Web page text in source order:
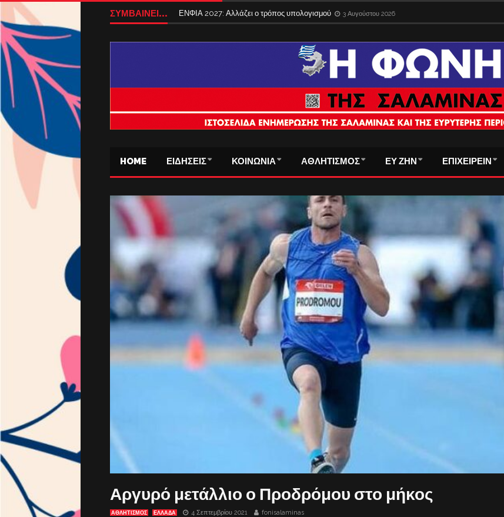
ΣΥΜΒΑΙΝΕΙ... ΕΝΦΙΑ 2027: Αλλάζει ο τρόπος υπολογισμού 3 Αυγούστου 2026
HOME ΕΙΔΗΣΕΙΣ ΚΟΙΝΩΝΙΑ ΑΘΛΗΤΙΣΜΟΣ ΕΥ ΖΗΝ ΕΠΙΧΕΙΡΕΙΝ
Αργυρό μετάλλιο ο Προδρόμου στο μήκος
ΑΘΛΗΤΙΣΜΟΣ ΕΛΛΑΔΑ 4 Σεπτεμβρίου 2021 fonisalaminas